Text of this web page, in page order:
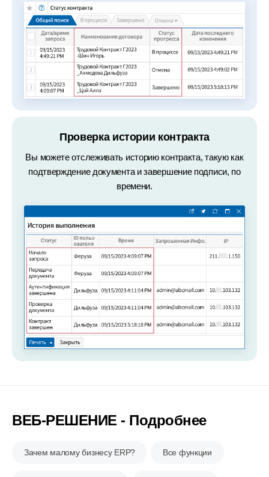
Проверка истории контракта
Вы можете отслеживать историю контракта, такую как
подтверждение документа и завершение подписи, по
времени.
ВЕБ-РЕШЕНИЕ - Подробнее
Зачем малому бизнесу ERP? Все функции